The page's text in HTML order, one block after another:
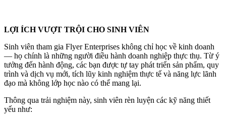
LỢI ÍCH VƯỢT TRỘI CHO SINH VIÊN
Sinh viên tham gia Flyer Enterprises không chỉ học về kinh doanh
— họ chính là những người điều hành doanh nghiệp thực thụ. Từ ý
tưởng đến hành động, các bạn được tự tay phát triển sản phẩm, quy
trình và dịch vụ mới, tích lũy kinh nghiệm thực tế và năng lực lãnh
đạo mà không lớp học nào có thể mang lại.
Thông qua trải nghiệm này, sinh viên rèn luyện các kỹ năng thiết
yếu như: